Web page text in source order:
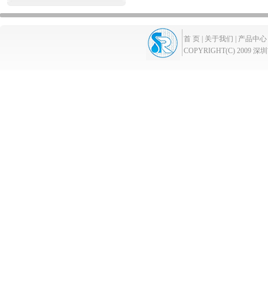
首 页 | 关于我们 |
产品中心
COPYRIGHT(C) 2009 深